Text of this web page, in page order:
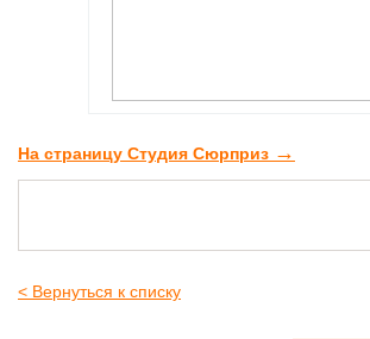
На страницу Студия Сюрприз →
< Вернуться к списку